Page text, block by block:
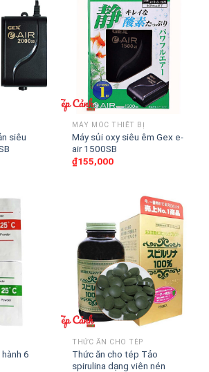
siêu
MÁY MÓC THIẾT BỊ
Máy sủi oxy siêu êm Gex e-
air 1500SB
₫155,000
6
THỨC ĂN CHO TÉP
Thức ăn cho tép Tảo
spirulina dạng viên nén